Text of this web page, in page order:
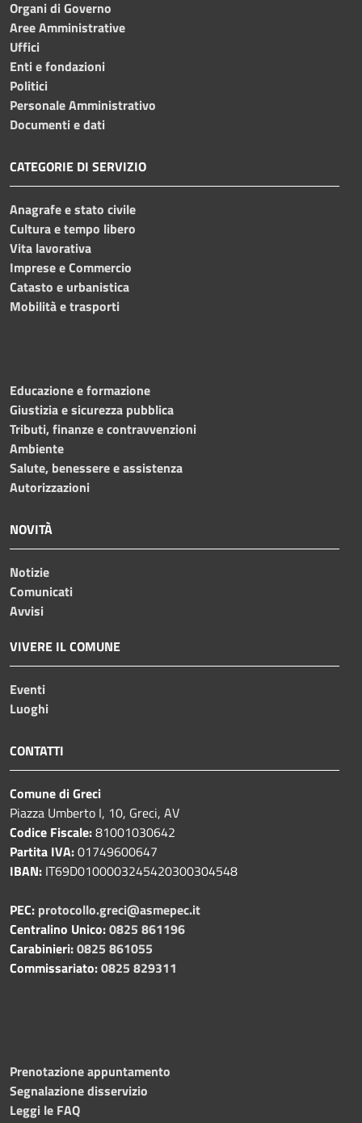
Organi di Governo
Aree Amministrative
Uffici
Enti e fondazioni
Politici
Personale Amministrativo
Documenti e dati
CATEGORIE DI SERVIZIO
Anagrafe e stato civile
Cultura e tempo libero
Vita lavorativa
Imprese e Commercio
Catasto e urbanistica
Mobilità e trasporti
Educazione e formazione
Giustizia e sicurezza pubblica
Tributi, finanze e contravvenzioni
Ambiente
Salute, benessere e assistenza
Autorizzazioni
NOVITÀ
Notizie
Comunicati
Avvisi
VIVERE IL COMUNE
Eventi
Luoghi
CONTATTI
Comune di Greci
Piazza Umberto I, 10, Greci, AV
Codice Fiscale:81001030642
Partita IVA:01749600647
IBAN: IT69D0100003245420300304548
PEC: protocollo.greci@asmepec.it
Centralino Unico:0825 861196
Carabinieri:0825 861055
Commissariato:0825 829311
Prenotazione appuntamento
Segnalazione disservizio
Leggi le FAQ